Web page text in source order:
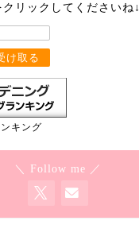
リックしてくださいね↓
け取る
キング
＼ Follow me ／